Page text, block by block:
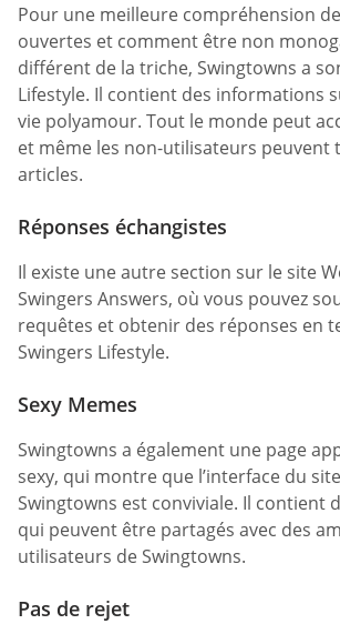
Pour une meilleure compréhension
ouvertes et comment être non
différent de la triche, Swingtowns a
Lifestyle. Il contient des informations
vie polyamour. Tout le monde peut
et même les non-utilisateurs peuvent
articles.
Réponses échangistes
Il existe une autre section sur le site
Swingers Answers, où vous pouvez
requêtes et obtenir des réponses en
Swingers Lifestyle.
Sexy Memes
Swingtowns a également une page
sexy, qui montre que l’interface du
Swingtowns est conviviale. Il contient
qui peuvent être partagés avec des
utilisateurs de Swingtowns.
Pas de rejet